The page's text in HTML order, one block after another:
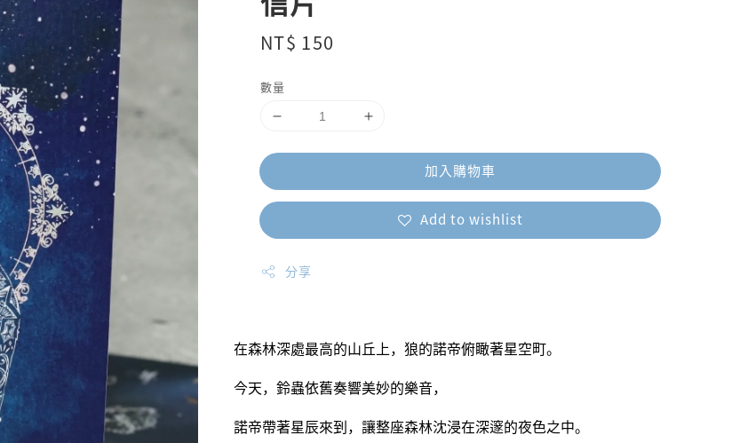
Regular
NT$ 150
數量
加入購物車
Add to wishlist
分享
在森林深處最高的山丘上，狼的諾帝俯瞰著星空町。
今天，鈴蟲依舊奏響美妙的樂音，
諾帝帶著星辰來到，讓整座森林沈浸在深邃的夜色之中。